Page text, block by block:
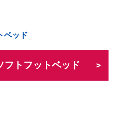
ベッド
トフットベッド